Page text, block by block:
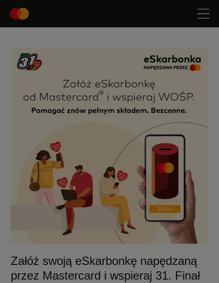
Załóż swoją eSkarbonkę napędzaną
przez Mastercard i wspieraj 31. Finał